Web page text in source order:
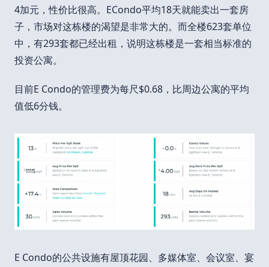
4加元，性价比很高。ECondo平均18天就能卖出一套房
子，市场对这栋楼的渴望是非常大的。而全楼623套单位
中，有293套都已经出租，说明这栋楼是一套相当标准的
投资公寓。
目前E Condo的管理费为每尺$0.68，比周边公寓的平均
值低6分钱。
E Condo的公共设施有屋顶花园、多媒体室、会议室、宴